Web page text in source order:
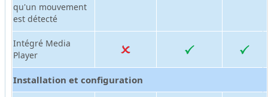
qu'un mouvement
est détecté
Intégré Media
Player
Installation et configuration